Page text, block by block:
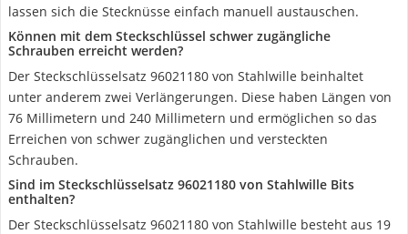
lassen sich die Stecknüsse einfach manuell austauschen.
Können mit dem Steckschlüssel schwer zugängliche
Schrauben erreicht werden?
Der Steckschlüsselsatz 96021180 von Stahlwille beinhaltet
unter anderem zwei Verlängerungen. Diese haben Längen von
76 Millimetern und 240 Millimetern und ermöglichen so das
Erreichen von schwer zugänglichen und versteckten
Schrauben.
Sind im Steckschlüsselsatz 96021180 von Stahlwille Bits
enthalten?
Der Steckschlüsselsatz 96021180 von Stahlwille besteht aus 19